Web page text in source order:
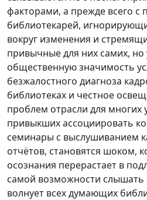
факторами, а прежде всего с
библиотекарей,
вокруг изменения и
привычные для них самих,
общественную значимость
безжалостного диагноза
библиотеках и честное
проблем отрасли для многих
привыкших ассоциировать
семинары с выслушиванием
отчётов, становятся шоком,
осознания перерастает в
самой возможности слышать
волнует всех думающих